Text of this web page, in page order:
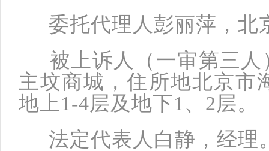
委托代理人彭丽萍，北
被上诉人（一审第三人
主坟商城，住所地北京市
地上1-4层及地下1、2层。
法定代表人白静，经理